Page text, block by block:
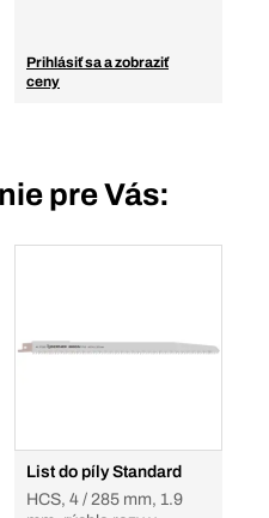
Prihlásiť sa a zobraziť
ceny
pre Vás:
List do píly Standard
HCS, 4 / 285 mm, 1.9